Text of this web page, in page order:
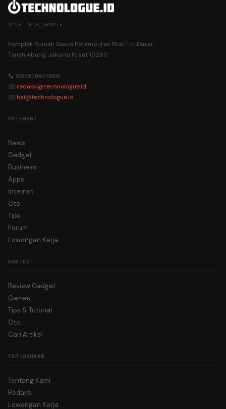
YOUR TECH UPDATE
Komplek Rumah Susun Petamburan Blok 1 Lt. Dasar,
Tanah Abang, Jakarta Pusat 10260
📞 087878477366
✉️ redaksi@technologue.id
✉️ hai@technologue.id
KATEGORI
News
Gadget
Business
Apps
Internet
Oto
Tips
Forum
Lowongan Kerja
KONTEN
Review Gadget
Games
Tips & Tutorial
Oto
Cari Artikel
PERUSAHAAN
Tentang Kami
Redaksi
Lowongan Kerja